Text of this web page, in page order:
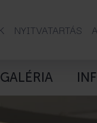
NYITVATARTÁS
GALÉRIA